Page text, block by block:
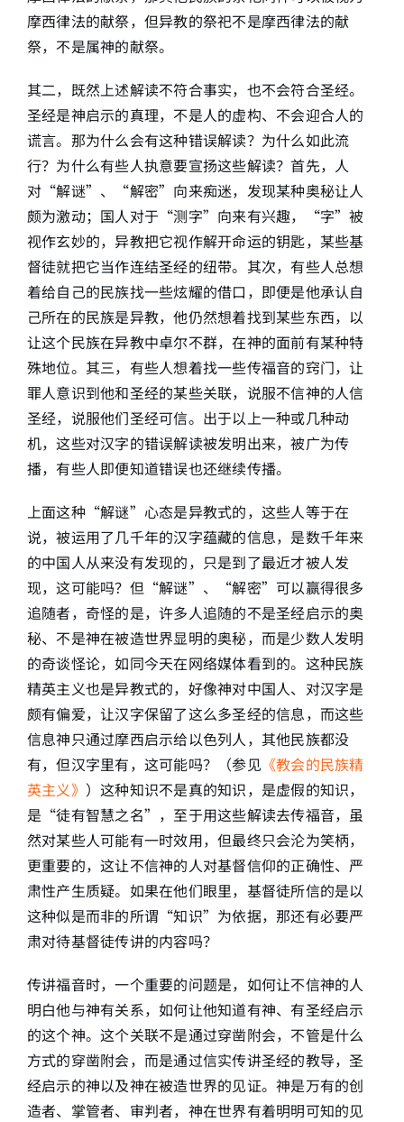
摩西律法的献祭，但异教的祭祀不是摩西律法的献
祭，不是属神的献祭。
其二，既然上述解读不符合事实，也不会符合圣经。
圣经是神启示的真理，不是人的虚构、不会迎合人的
谎言。那为什么会有这种错误解读？为什么如此流
行？为什么有些人执意要宣扬这些解读？首先，人
对“解谜”、“解密”向来痴迷，发现某种奥秘让人
颇为激动；国人对于“测字”向来有兴趣，“字”被
视作玄妙的，异教把它视作解开命运的钥匙，某些基
督徒就把它当作连结圣经的纽带。其次，有些人总想
着给自己的民族找一些炫耀的借口，即便是他承认自
己所在的民族是异教，他仍然想着找到某些东西，以
让这个民族在异教中卓尔不群，在神的面前有某种特
殊地位。其三，有些人想着找一些传福音的窍门，让
罪人意识到他和圣经的某些关联，说服不信神的人信
圣经，说服他们圣经可信。出于以上一种或几种动
机，这些对汉字的错误解读被发明出来，被广为传
播，有些人即便知道错误也还继续传播。
上面这种“解谜”心态是异教式的，这些人等于在
说，被运用了几千年的汉字蕴藏的信息，是数千年来
的中国人从来没有发现的，只是到了最近才被人发
现，这可能吗？但“解谜”、“解密”可以赢得很多
追随者，奇怪的是，许多人追随的不是圣经启示的奥
秘、不是神在被造世界显明的奥秘，而是少数人发明
的奇谈怪论，如同今天在网络媒体看到的。这种民族
精英主义也是异教式的，好像神对中国人、对汉字是
颇有偏爱，让汉字保留了这么多圣经的信息，而这些
信息神只通过摩西启示给以色列人，其他民族都没
有，但汉字里有，这可能吗？（参见 《教会的民族精
英主义》 ）这种知识不是真的知识，是虚假的知识，
是“徒有智慧之名”，至于用这些解读去传福音，虽
然对某些人可能有一时效用，但最终只会沦为笑柄，
更重要的，这让不信神的人对基督信仰的正确性、严
肃性产生质疑。如果在他们眼里，基督徒所信的是以
这种似是而非的所谓“知识”为依据，那还有必要严
肃对待基督徒传讲的内容吗？
传讲福音时，一个重要的问题是，如何让不信神的人
明白他与神有关系，如何让他知道有神、有圣经启示
的这个神。这个关联不是通过穿凿附会，不管是什么
方式的穿凿附会，而是通过信实传讲圣经的教导，圣
经启示的神以及神在被造世界的见证。神是万有的创
造者、掌管者、审判者，神在世界有着明明可知的见